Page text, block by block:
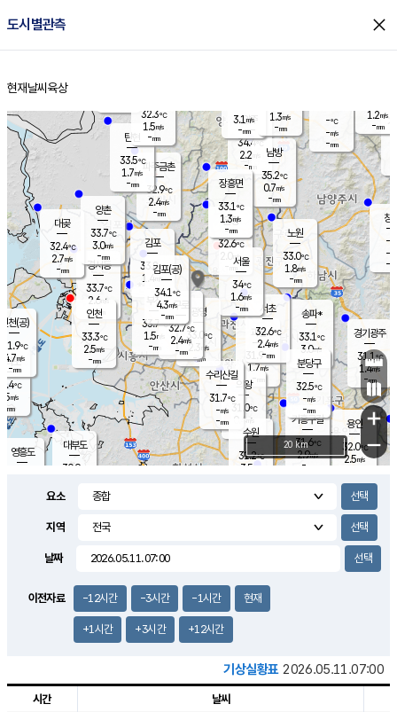
도시별관측 close
홈
현재날씨 육상
의도
℃
m/s
mm
영흥도
양주
34.4℃
2.2
-mm
과천
31.9℃
1.7m/s
- mm
용인
32.0℃
2.5m/s
경기광주
31.1℃
1.4m/s
-mm
2.9m/s
대부도
30.9
경서동
33.7℃
2.6 m/s
-mm
파주금촌
32.9℃
2.4m/s
-mm
-℃
-m/s
-mm
대곶
32.4℃
2.7m/s
-mm
창
-
-m/
-
탄현
33.5℃
1.7m/s
-mm
1.2m/s
-mm
의왕
31.0℃
0.4m/s
mm
김포
33.8℃
1.4 m/s
mm
광명
33.0
℃
2.3 m/s
-mm
부천
33.7℃
1.5m/s
-mm
양촌
33.7℃
3.0m/s
-mm
구로
32.7℃
2.4m/s
-mm
은평
32.6℃
2.0 m/s
- mm
노원
33.0℃
1.8m/s
-mm
송파*
33.1℃
3.0m/s
-mm
서초
32.6℃
2.4m/s
-mm
남방
35.2℃
0.7m/s
-mm
기흥구갈
31.6℃
2.9m/s
-
수리산길
31.7℃
-m/s
-mm
분당구
32.5℃
-m/s
-mm
장흥면
33.1℃
1.3m/s
-mm
3.1 m/s
-mm
인천(공)
31.9℃
4.7m/s
-mm
김포(공)
34.1℃
4.3m/s
-mm
수원
31.2℃
3.5 m/s
인천
33.3℃
2.5m/s
-mm
서울
34℃
1.6m/s
-mm
32.3℃
1.5m/s
-mm
1.3m/s
-mm
+
−
20 km
요소
지역
날짜
이전자료 -12시간 -3시간 -1시간 현재
+1시간 +3시간 +12시간
기상실황표 2026.05.11.07:00
시간 날씨